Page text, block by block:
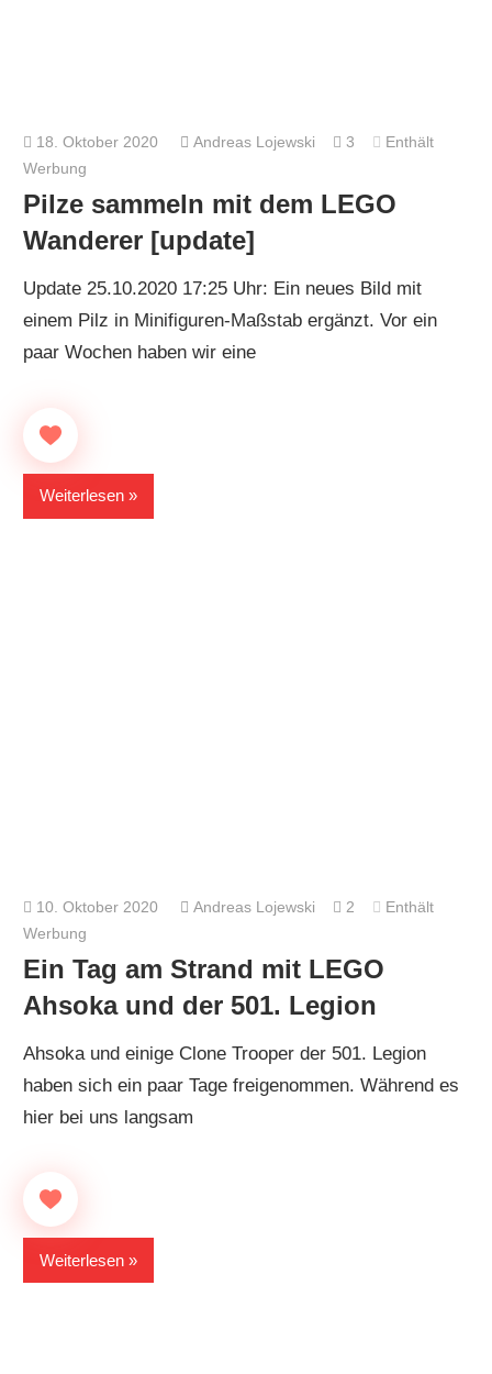
18. Oktober 2020 Andreas Lojewski 3
Enthält
Werbung
Pilze sammeln mit dem LEGO
Wanderer [update]
Update 25.10.2020 17:25 Uhr: Ein neues Bild mit
einem Pilz in Minifiguren-Maßstab ergänzt. Vor ein
paar Wochen haben wir eine
Weiterlesen
10. Oktober 2020 Andreas Lojewski 2
Enthält
Werbung
Ein Tag am Strand mit LEGO
Ahsoka und der 501. Legion
Ahsoka und einige Clone Trooper der 501. Legion
haben sich ein paar Tage freigenommen. Während es
hier bei uns langsam
Weiterlesen